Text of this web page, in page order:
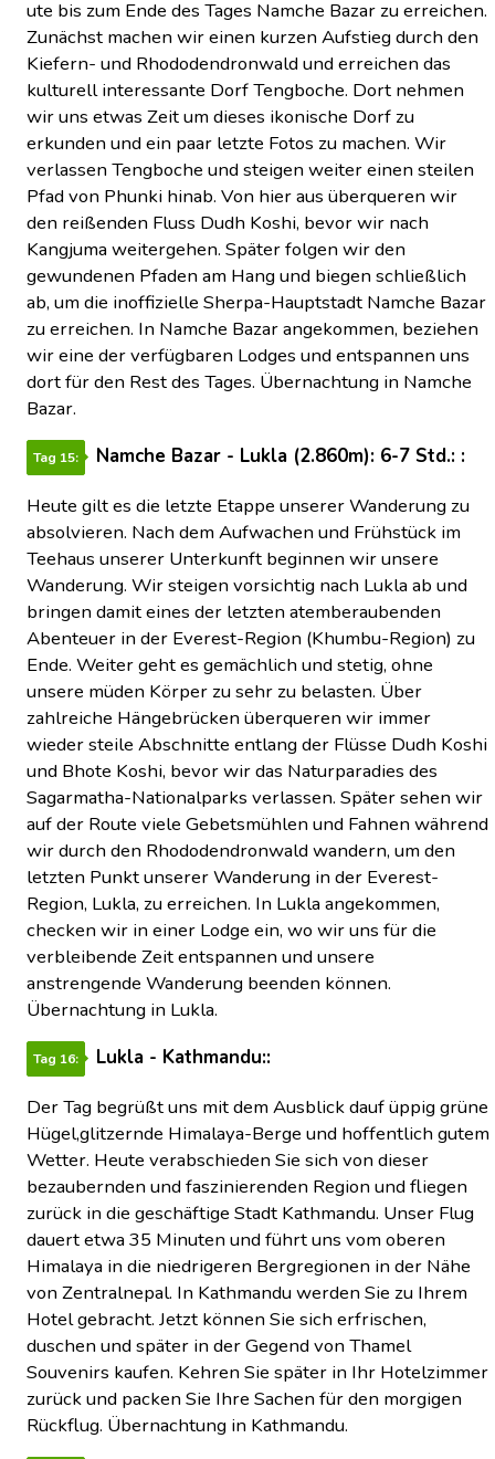
ute bis zum Ende des Tages Namche Bazar zu erreichen.
Zunächst machen wir einen kurzen Aufstieg durch den
Kiefern- und Rhododendronwald und erreichen das
kulturell interessante Dorf Tengboche. Dort nehmen
wir uns etwas Zeit um dieses ikonische Dorf zu
erkunden und ein paar letzte Fotos zu machen. Wir
verlassen Tengboche und steigen weiter einen steilen
Pfad von Phunki hinab. Von hier aus überqueren wir
den reißenden Fluss Dudh Koshi, bevor wir nach
Kangjuma weitergehen. Später folgen wir den
gewundenen Pfaden am Hang und biegen schließlich
ab, um die inoffizielle Sherpa-Hauptstadt Namche Bazar
zu erreichen. In Namche Bazar angekommen, beziehen
wir eine der verfügbaren Lodges und entspannen uns
dort für den Rest des Tages. Übernachtung in Namche
Bazar.
Tag 15:
Namche Bazar - Lukla (2.860m): 6-7 Std.: :
Heute gilt es die letzte Etappe unserer Wanderung zu
absolvieren. Nach dem Aufwachen und Frühstück im
Teehaus unserer Unterkunft beginnen wir unsere
Wanderung. Wir steigen vorsichtig nach Lukla ab und
bringen damit eines der letzten atemberaubenden
Abenteuer in der Everest-Region (Khumbu-Region) zu
Ende. Weiter geht es gemächlich und stetig, ohne
unsere müden Körper zu sehr zu belasten. Über
zahlreiche Hängebrücken überqueren wir immer
wieder steile Abschnitte entlang der Flüsse Dudh Koshi
und Bhote Koshi, bevor wir das Naturparadies des
Sagarmatha-Nationalparks verlassen. Später sehen wir
auf der Route viele Gebetsmühlen und Fahnen während
wir durch den Rhododendronwald wandern, um den
letzten Punkt unserer Wanderung in der Everest-
Region, Lukla, zu erreichen. In Lukla angekommen,
checken wir in einer Lodge ein, wo wir uns für die
verbleibende Zeit entspannen und unsere
anstrengende Wanderung beenden können.
Übernachtung in Lukla.
Tag 16:
Lukla - Kathmandu::
Der Tag begrüßt uns mit dem Ausblick dauf üppig grüne
Hügel,glitzernde Himalaya-Berge und hoffentlich gutem
Wetter. Heute verabschieden Sie sich von dieser
bezaubernden und faszinierenden Region und fliegen
zurück in die geschäftige Stadt Kathmandu. Unser Flug
dauert etwa 35 Minuten und führt uns vom oberen
Himalaya in die niedrigeren Bergregionen in der Nähe
von Zentralnepal. In Kathmandu werden Sie zu Ihrem
Hotel gebracht. Jetzt können Sie sich erfrischen,
duschen und später in der Gegend von Thamel
Souvenirs kaufen. Kehren Sie später in Ihr Hotelzimmer
zurück und packen Sie Ihre Sachen für den morgigen
Rückflug. Übernachtung in Kathmandu.